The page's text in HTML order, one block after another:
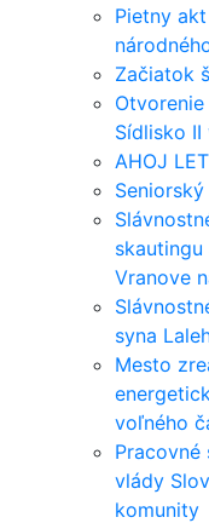
Pietny
Začiatok
Sídlisko
AHOJ
Vranove
syna
Mesto
voľného
Pracovné
vlády
komunity